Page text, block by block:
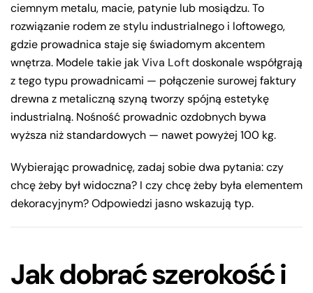
ciemnym metalu, macie, patynie lub mosiądzu. To
rozwiązanie rodem ze stylu industrialnego i loftowego,
gdzie prowadnica staje się świadomym akcentem
wnętrza. Modele takie jakViva Loftdoskonale współgrają
z tego typu prowadnicami — połączenie surowej faktury
drewna z metaliczną szyną tworzy spójną estetykę
industrialną. Nośność prowadnic ozdobnych bywa
wyższa niż standardowych — nawet powyżej 100 kg.
Wybierając prowadnicę, zadaj sobie dwa pytania: czy
chcę żeby był widoczna? I czy chcę żeby była elementem
dekoracyjnym? Odpowiedzi jasno wskazują typ.
Jak dobrać szerokość i